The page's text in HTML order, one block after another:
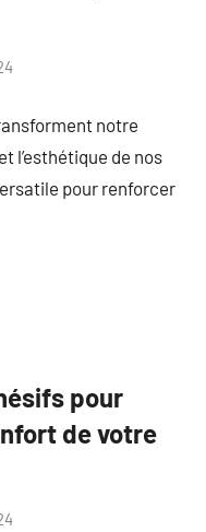
notre
l’esthétique de nos
pour renforcer
pour
de votre